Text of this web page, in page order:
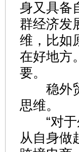
身又具备
群经济发
维，比如
在好地方
要。
稳外贸
思维。
“对于
从自身做